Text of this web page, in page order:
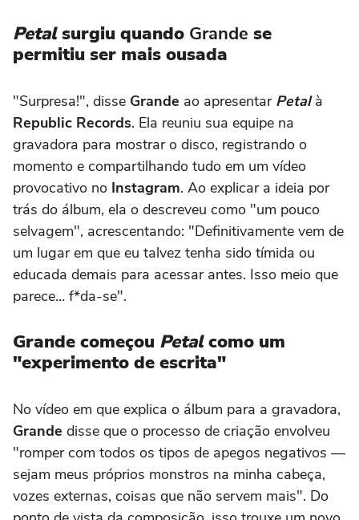
Petalsurgiu quando Grande se
permitiu ser mais ousada
"Surpresa!", disse Grande ao apresentar Petalà
Republic Records. Ela reuniu sua equipe na
gravadora para mostrar o disco, registrando o
momento e compartilhando tudo em um vídeo
provocativo no Instagram. Ao explicar a ideia por
trás do álbum, ela o descreveu como "um pouco
selvagem", acrescentando: "Definitivamente vem de
um lugar em que eu talvez tenha sido tímida ou
educada demais para acessar antes. Isso meio que
parece… f*da-se".
Grande começou Petalcomo um
"experimento de escrita"
No vídeo em que explica o álbum para a gravadora,
Grande disse que o processo de criação envolveu
"romper com todos os tipos de apegos negativos —
sejam meus próprios monstros na minha cabeça,
vozes externas, coisas que não servem mais". Do